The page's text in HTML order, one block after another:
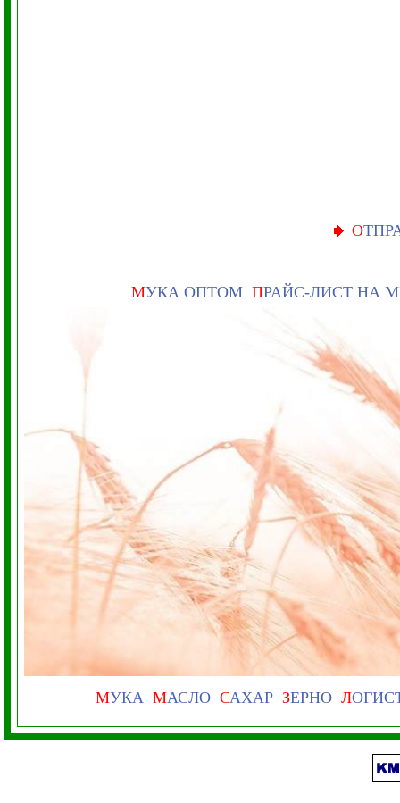
О
МУКА ОПТОМ ПРАЙС-ЛИСТ НА
МУКА МАСЛО САХАР ЗЕРНО Л